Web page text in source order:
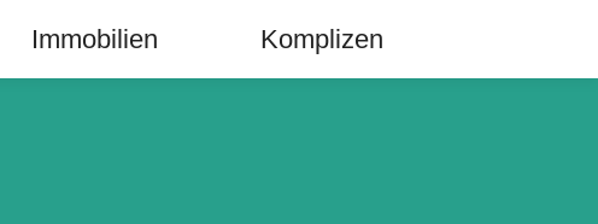
Immobilien Komplizen